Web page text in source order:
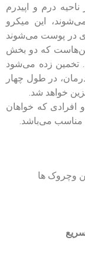
درم و اپیدرم
این میکرو
در پوست می‌شوند
که دو بخش
تخمین‌ زده می‌شود
در طول چهار
خواهد شد.
افرادی که خواهان
مناسب می‌باشد.
وچروک ها